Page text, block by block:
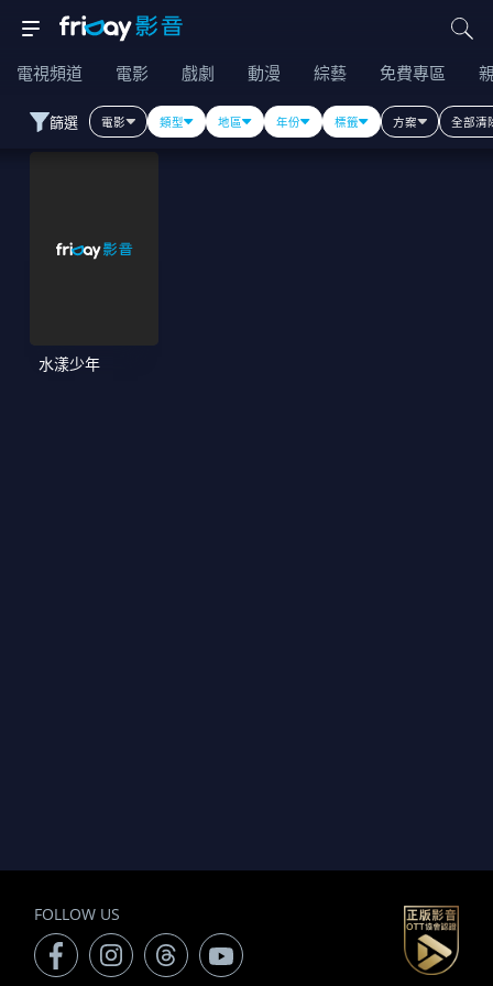
電視頻道 電影 戲劇 動漫 綜藝 免費專區
篩選 電影 類型 地區 年份 標籤 方案 全部清
水漾少年
FOLLOW US